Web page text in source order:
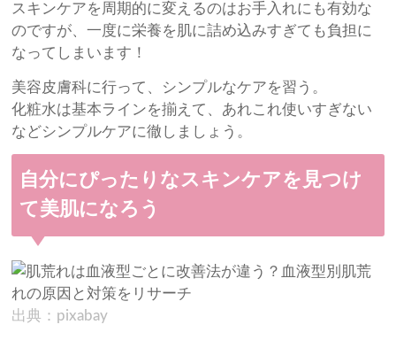
スキンケアを周期的に変えるのはお手入れにも有効な
のですが、一度に栄養を肌に詰め込みすぎても負担に
なってしまいます！
美容皮膚科に行って、シンプルなケアを習う。
化粧水は基本ラインを揃えて、あれこれ使いすぎない
などシンプルケアに徹しましょう。
自分にぴったりなスキンケアを見つけ
て美肌になろう
出典：pixabay